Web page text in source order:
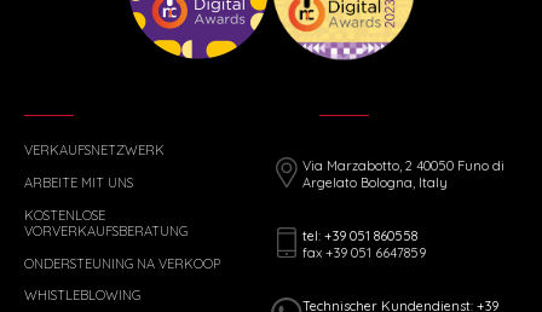
VERKAUFSNETZWERK
ARBEITE MIT UNS
KOSTENLOSE
VORVERKAUFSBERATUNG
ONDERSTEUNING NA VERKOOP
WHISTLEBLOWING
Via Marzabotto, 2 40050 Funo di
Argelato Bologna, Italy
tel: +39 051 860558
fax +39 051 6647859
Technischer Kundendienst: +39